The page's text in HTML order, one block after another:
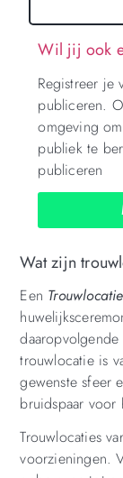
Wat zijn
Een
trouwlocatie is
gewenste sfeer
bruidspaar voor
Trouwlocaties
voorzieningen.
Wil jij ook
Registreer je
publiceren.
omgeving
publiek te
publiceren